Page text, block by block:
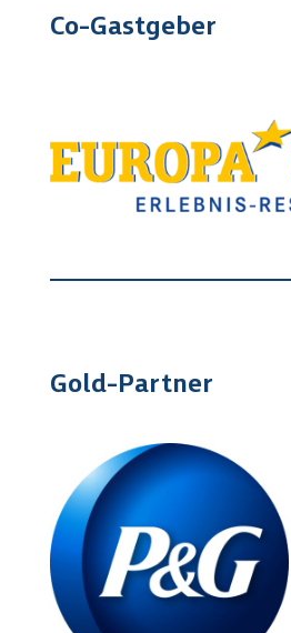
Co-Gastgeber
Gold-Partner